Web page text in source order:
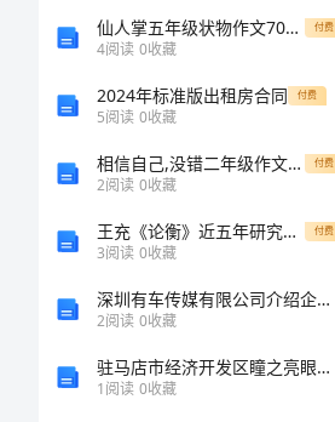
仙人掌五年级状物作文700字 付费
4阅读 0收藏
2024年标准版出租房合同 付费
5阅读 0收藏
相信自己,没错二年级作文250字 付费
2阅读 0收藏
王充《论衡》近五年研究综述 付费
3阅读 0收藏
深圳有车传媒有限公司介绍企业发展分析报告
2阅读 0收藏
驻马店市经济开发区瞳之亮眼镜店介绍企业发展分析报告
1阅读 0收藏